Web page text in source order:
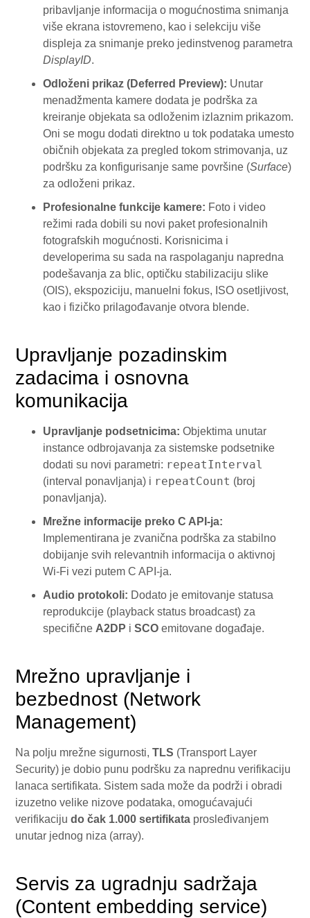
pribavljanje informacija o mogućnostima snimanja
više ekrana istovremeno, kao i selekciju više
displeja za snimanje preko jedinstvenog parametra
DisplayID.
Odloženi prikaz (Deferred Preview): Unutar
menadžmenta kamere dodata je podrška za
kreiranje objekata sa odloženim izlaznim prikazom.
Oni se mogu dodati direktno u tok podataka umesto
običnih objekata za pregled tokom strimovanja, uz
podršku za konfigurisanje same površine (Surface)
za odloženi prikaz.
Profesionalne funkcije kamere: Foto i video
režimi rada dobili su novi paket profesionalnih
fotografskih mogućnosti. Korisnicima i
developerima su sada na raspolaganju napredna
podešavanja za blic, optičku stabilizaciju slike
(OIS), ekspoziciju, manuelni fokus, ISO osetljivost,
kao i fizičko prilagođavanje otvora blende.
Upravljanje pozadinskim
zadacima i osnovna
komunikacija
Upravljanje podsetnicima: Objektima unutar
instance odbrojavanja za sistemske podsetnike
dodati su novi parametri: repeatInterval
(interval ponavljanja) i repeatCount (broj
ponavljanja).
Mrežne informacije preko C API-ja:
Implementirana je zvanična podrška za stabilno
dobijanje svih relevantnih informacija o aktivnoj
Wi-Fi vezi putem C API-ja.
Audio protokoli: Dodato je emitovanje statusa
reprodukcije (playback status broadcast) za
specifične A2DP iSCO emitovane događaje.
Mrežno upravljanje i
bezbednost (Network
Management)
Na polju mrežne sigurnosti,TLS (Transport Layer
Security) je dobio punu podršku za naprednu verifikaciju
lanaca sertifikata. Sistem sada može da podrži i obradi
izuzetno velike nizove podataka, omogućavajući
verifikacijudo čak 1.000 sertifikata prosleđivanjem
unutar jednog niza (array).
Servis za ugradnju sadržaja
(Content embedding service)